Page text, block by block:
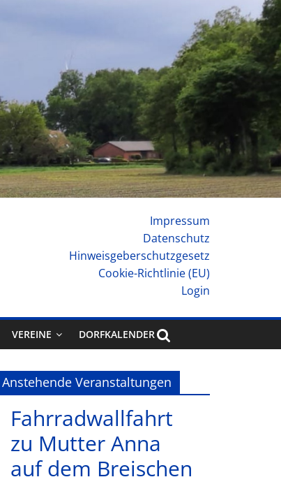
Impressum
Datenschutz
Hinweisgeberschutzgesetz
Cookie-Richtlinie (EU)
Login
VEREINE DORFKALENDER
Anstehende Veranstaltungen
Fahrradwallfahrt
zu Mutter Anna
auf dem Breischen